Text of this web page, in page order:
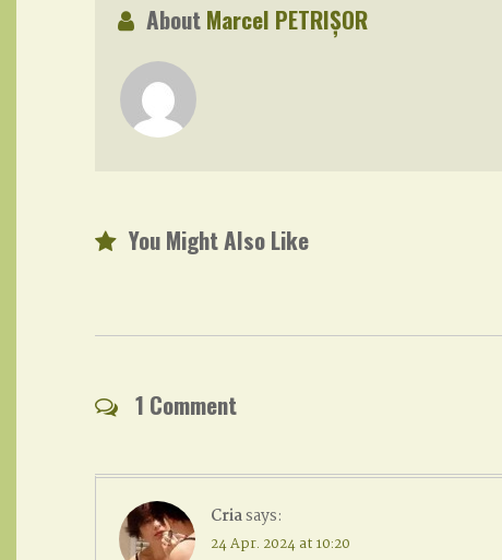
AboutMarcel PETRIȘOR
You Might Also Like
1 Comment
Criasays:
24 Apr. 2024 at 10:20